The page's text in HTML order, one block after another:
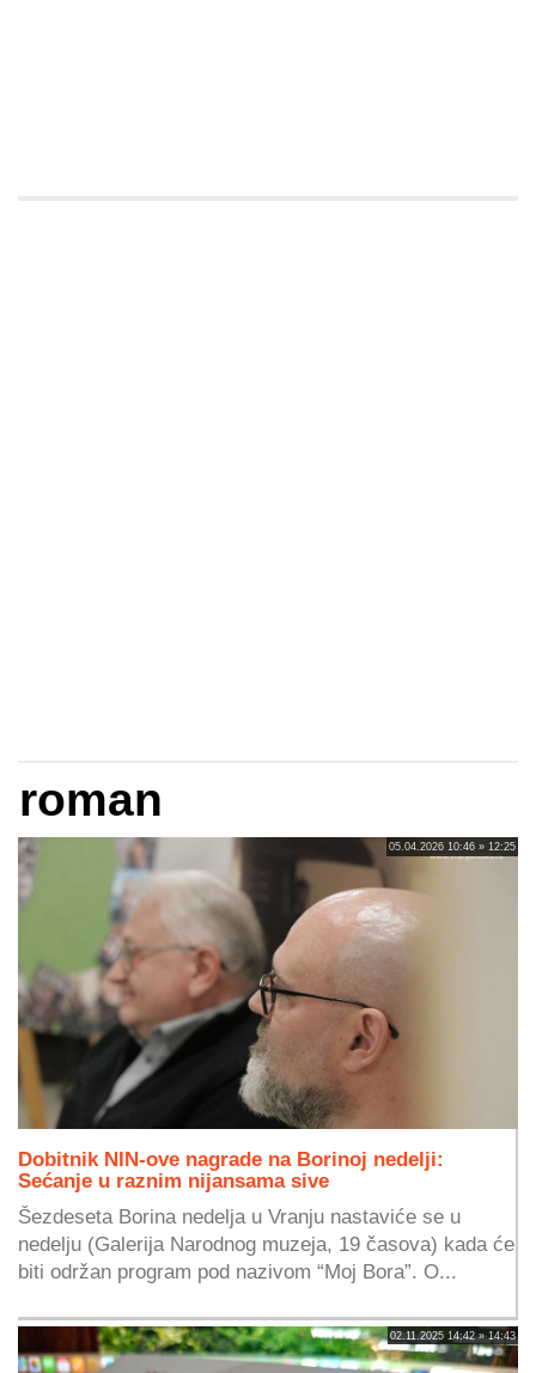
roman
05.04.2026 10:46 » 12:25
Dobitnik NIN-ove nagrade na Borinoj nedelji:
Sećanje u raznim nijansama sive
Šezdeseta Borina nedelja u Vranju nastaviće se u
nedelju (Galerija Narodnog muzeja, 19 časova) kada će
biti održan program pod nazivom “Moj Bora”. O...
02.11.2025 14:42 » 14:43